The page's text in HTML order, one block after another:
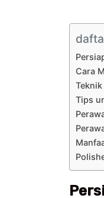
Cara
Tips